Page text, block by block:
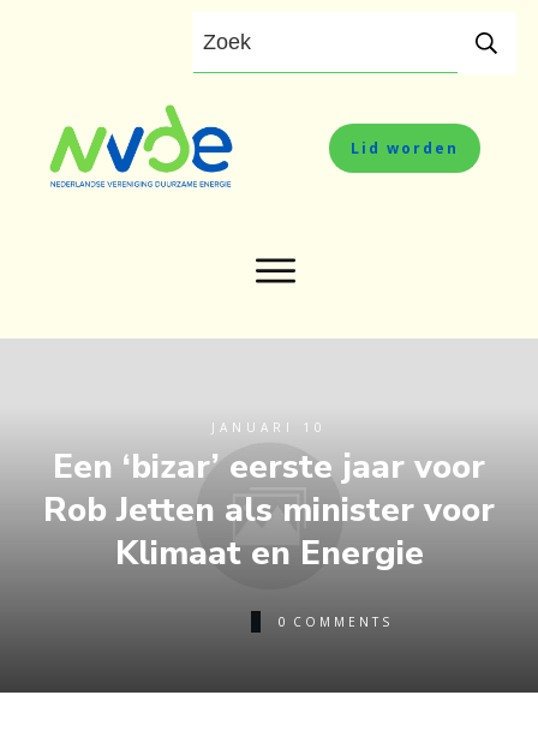
Lid worden
JANUARI 10
Een ‘bizar’ eerste jaar voor
Rob Jetten als minister voor
Klimaat en Energie
0 COMMENTS